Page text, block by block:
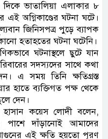
ভাতালিয়া এলাকার ৮
এই অগ্নিকাণ্ডের ঘটনা ঘটে।
জিনিসপত্র পুড়ে ব্যাপক
হতাহতের ঘটনা ঘটেনি।
ঘটনাস্থলে ছুটে যান
সদস্যদের সাথে কথা
এ সময় তিনি ক্ষতিগ্রস্ত
হাতে ব্যক্তিগত পক্ষ থেকে
দেন।
হাসান কয়েস লোদী বলেন,
দাঁড়ানোই আমাদের
এই ক্ষতি হয়তো পূরণ